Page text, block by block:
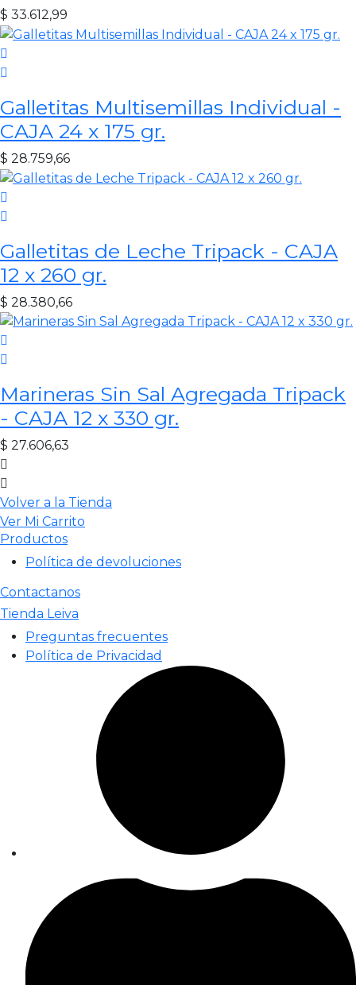
$ 33.612,99
Galletitas Multisemillas Individual -
CAJA 24 x 175 gr.
$ 28.759,66
Galletitas de Leche Tripack - CAJA
12 x 260 gr.
$ 28.380,66
Marineras Sin Sal Agregada Tripack
- CAJA 12 x 330 gr.
$ 27.606,63
Volver a la Tienda
Ver Mi Carrito
Productos
Política de devoluciones
Contactanos
Tienda Leiva
Preguntas frecuentes
Política de Privacidad